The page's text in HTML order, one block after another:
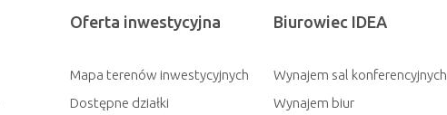
Oferta inwestycyjna
Mapa terenów inwestycyjnych
Dostępne działki
Biurowiec IDEA
Wynajem sal konferencyjnych
Wynajem biur